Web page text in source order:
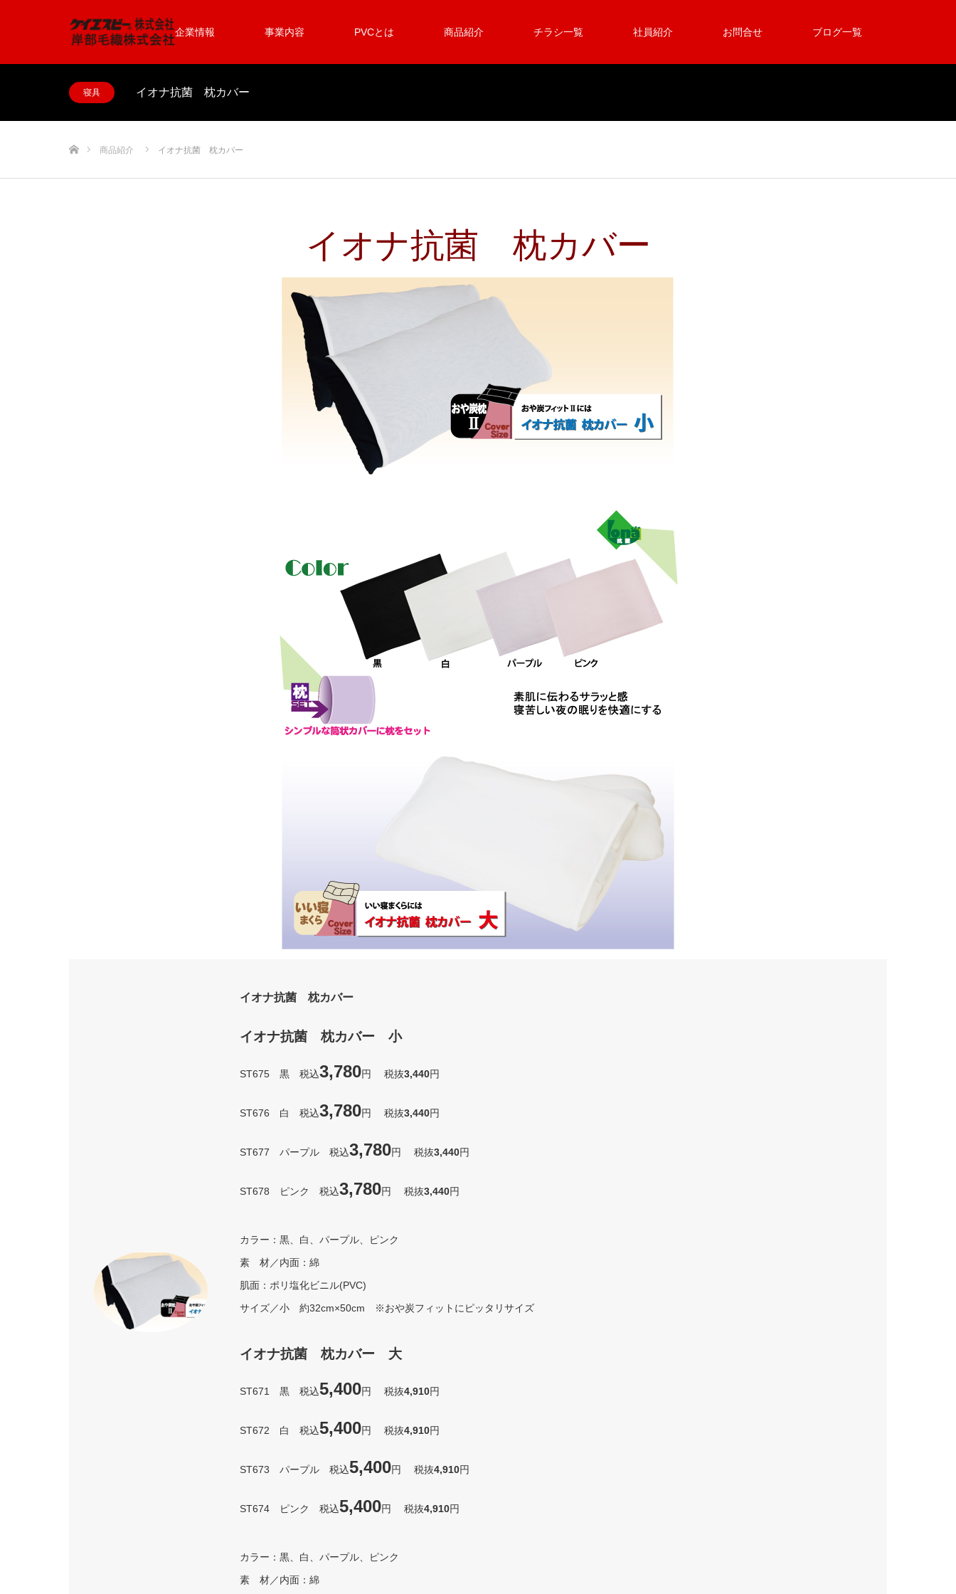
企業情報 事業内容 PVCとは 商品紹介 チラシ一覧 社員紹介 お問合せ ブログ一覧
寝具 イオナ抗菌 枕カバー
商品紹介 イオナ抗菌 枕カバー
イオナ抗菌 枕カバー
イオナ抗菌 枕カバー
イオナ抗菌 枕カバー 小
ST675 黒 税込3,780円 税抜3,440円
ST676 白 税込3,780円 税抜3,440円
ST677 パープル 税込3,780円 税抜3,440円
ST678 ピンク 税込3,780円 税抜3,440円
カラー：黒、白、パープル、ピンク
素 材／内面：綿
肌面：ポリ塩化ビニル(PVC)
サイズ／小 約32cm×50cm ※おや炭フィットにピッタリサイズ
イオナ抗菌 枕カバー 大
ST671 黒 税込5,400円 税抜4,910円
ST672 白 税込5,400円 税抜4,910円
ST673 パープル 税込5,400円 税抜4,910円
ST674 ピンク 税込5,400円 税抜4,910円
カラー：黒、白、パープル、ピンク
素 材／内面：綿